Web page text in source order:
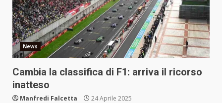
News
Cambia la classifica di F1: arriva il ricorso
inatteso
Manfredi Falcetta 24 Aprile 2025